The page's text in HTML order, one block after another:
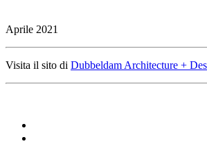
Aprile 2021
Visita il sito di Dubbeldam Architecture +